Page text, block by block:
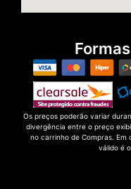
Os preços poderão variar
divergência entre o preço
no carrinho de Compras.
válido é